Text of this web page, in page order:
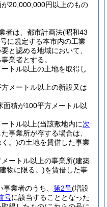
20,000,000円以上のもの
者は、都市計画法(昭和43
に規定する本市内の工業
と認める地域において、
業者とする。
トル以上の土地を取得し
メートル以上の新設又は
面積が100平方メートル以
トル以上(当該敷地内に次
事業所が存する場合は、
。)の土地を賃借した事業
ートル以上の事業所(建築
物に限る。)を賃借した事
業者のうち、 第2号(増設
号に該当することとなった